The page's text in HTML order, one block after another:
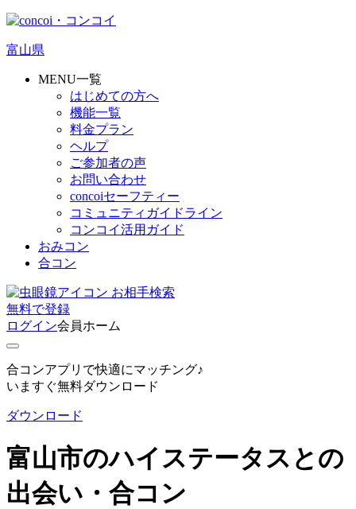
富山県
MENU一覧
はじめての方へ
機能一覧
料金プラン
ヘルプ
ご参加者の声
お問い合わせ
concoiセーフティー
コミュニティガイドライン
コンコイ活用ガイド
おみコン
合コン
お相手検索
無料で登録
ログイン会員ホーム
合コンアプリで快適にマッチング♪
いますぐ無料ダウンロード
ダウンロード
富山市のハイステータスとの
出会い・合コン